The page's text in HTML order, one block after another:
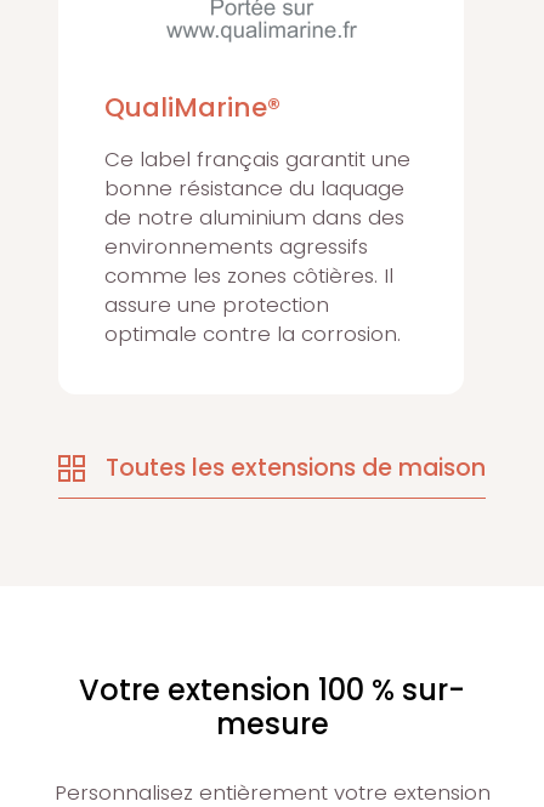
QualiMarine®
Ce label français garantit une
bonne résistance du laquage
de notre aluminium dans des
environnements agressifs
comme les zones côtières. Il
assure une protection
optimale contre la corrosion.
Toutes les extensions de maison
Votre extension 100 % sur-
mesure
Personnalisez entièrement votre extension